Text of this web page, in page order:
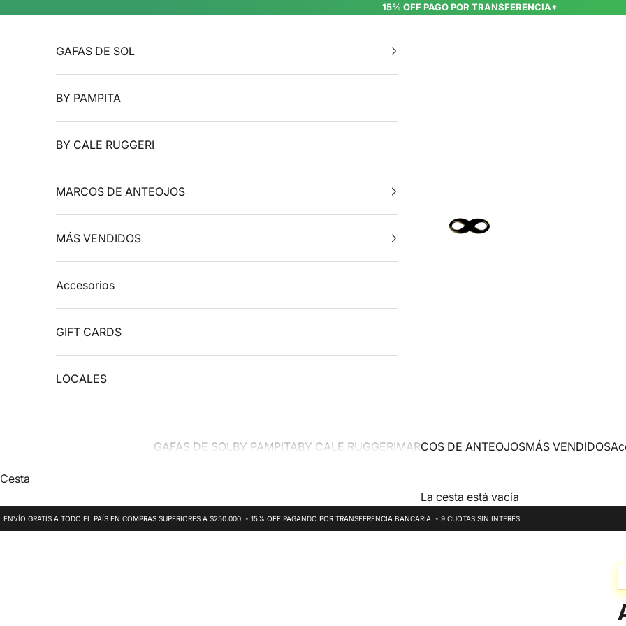
15% OFF PAGO POR TRANSFERENCIA*
INFINIT EYEWEAR
GAFAS DE SOL BY PAMPITABY CALE RUGGERIMARCOS DE ANTEOJOSMÁS VENDIDOS
GAFAS DE SOL
BY PAMPITA
BY CALE RUGGERI
MARCOS DE ANTEOJOS
MÁS VENDIDOS
Accesorios
GIFT CARDS
LOCALES
Cesta
La cesta está vacía
ENVÍO GRATIS A TODO EL PAÍS EN COMPRAS SUPERIORES A $250.000. - 15% OFF PAGANDO POR TRANSFERENCIA BANCARIA. - 9 CUOTAS SIN INTERÉS